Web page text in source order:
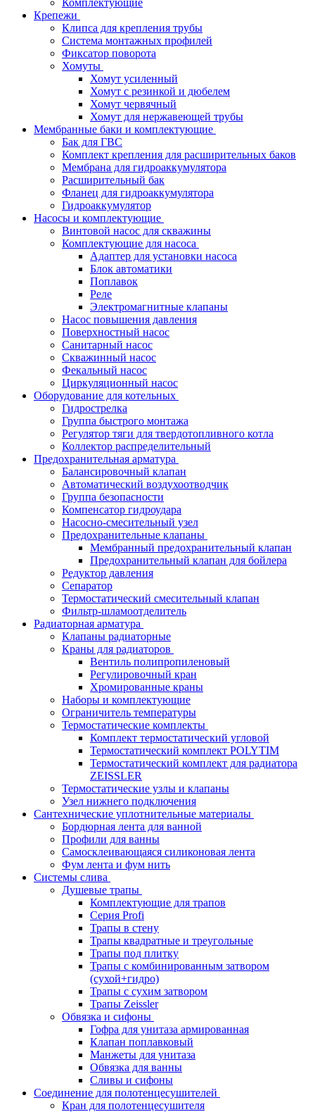
Комплектующие
Крепежи
Клипса для крепления трубы
Система монтажных профилей
Фиксатор поворота
Хомуты
Хомут усиленный
Хомут с резинкой и дюбелем
Хомут червячный
Хомут для нержавеющей трубы
Мембранные баки и комплектующие
Бак для ГВС
Комплект крепления для расширительных баков
Мембрана для гидроаккумулятора
Расширительный бак
Фланец для гидроаккумулятора
Гидроаккумулятор
Насосы и комплектующие
Винтовой насос для скважины
Комплектующие для насоса
Адаптер для установки насоса
Блок автоматики
Поплавок
Реле
Электромагнитные клапаны
Насос повышения давления
Поверхностный насос
Санитарный насос
Скважинный насос
Фекальный насос
Циркуляционный насос
Оборудование для котельных
Гидрострелка
Группа быстрого монтажа
Регулятор тяги для твердотопливного котла
Коллектор распределительный
Предохранительная арматура
Балансировочный клапан
Автоматический воздухоотводчик
Группа безопасности
Компенсатор гидроудара
Насосно-смесительный узел
Предохранительные клапаны
Мембранный предохранительный клапан
Предохранительный клапан для бойлера
Редуктор давления
Сепаратор
Термостатический смесительный клапан
Фильтр-шламоотделитель
Радиаторная арматура
Клапаны радиаторные
Краны для радиаторов
Вентиль полипропиленовый
Регулировочный кран
Хромированные краны
Наборы и комплектующие
Ограничитель температуры
Термостатические комплекты
Комплект термостатический угловой
Термостатический комплект POLYTIM
Термостатический комплект для радиатора
ZEISSLER
Термостатические узлы и клапаны
Узел нижнего подключения
Сантехнические уплотнительные материалы
Бордюрная лента для ванной
Профили для ванны
Самосклеивающаяся силиконовая лента
Фум лента и фум нить
Системы слива
Душевые трапы
Комплектующие для трапов
Серия Profi
Трапы в стену
Трапы квадратные и треугольные
Трапы под плитку
Трапы с комбинированным затвором
(сухой+гидро)
Трапы с сухим затвором
Трапы Zeissler
Обвязка и сифоны
Гофра для унитаза армированная
Клапан поплавковый
Манжеты для унитаза
Обвязка для ванны
Сливы и сифоны
Соединение для полотенцесушителей
Кран для полотенцесушителя